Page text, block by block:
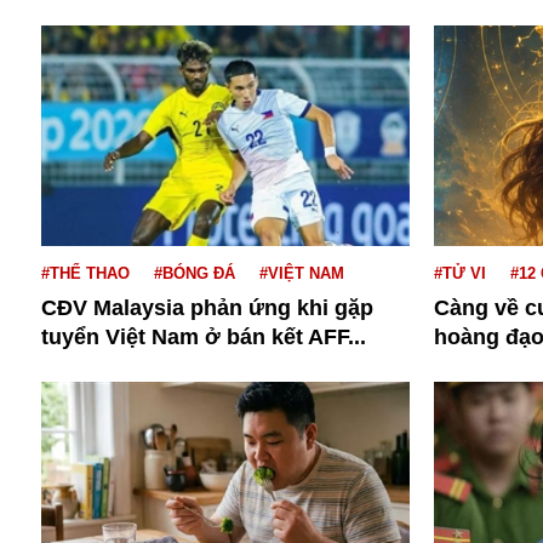
Diego Maradona
Di cư
Dòng chảy phương Bắc 1
Dải Gaza
Facebook
FED
Fansipan
F0
FLC
Gương sáng
Golf
Giáng sinh
GDP
#THỂ THAO #BÓNG ĐÁ #VIỆT NAM
CĐV Malaysia phản ứng khi gặp
tuyển Việt Nam ở bán kết AFF...
#TỬ VI #12
Càng về
hoàng